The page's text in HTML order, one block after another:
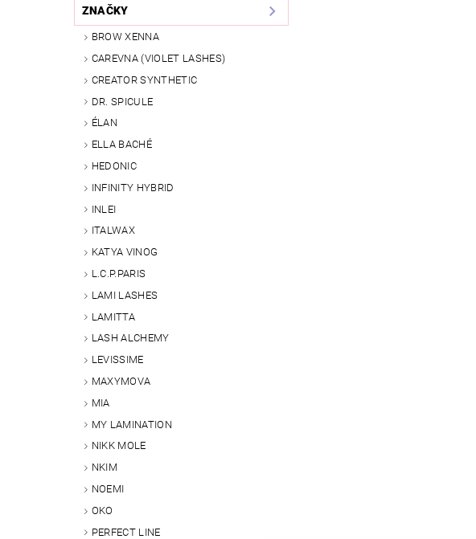
ZNAČKY
BROW XENNA
CAREVNA (VIOLET LASHES)
CREATOR SYNTHETIC
DR. SPICULE
ÉLAN
ELLA BACHÉ
HEDONIC
INFINITY HYBRID
INLEI
ITALWAX
KATYA VINOG
L.C.P.PARIS
LAMI LASHES
LAMITTA
LASH ALCHEMY
LEVISSIME
MAXYMOVA
MIA
MY LAMINATION
NIKK MOLE
NKIM
NOEMI
OKO
PERFECT LINE